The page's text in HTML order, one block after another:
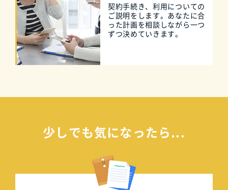
契約手続き、利用についての
ご説明をします。あなたに合
った計画を相談しながら一つ
ずつ決めていきます。
少しでも気になったら...